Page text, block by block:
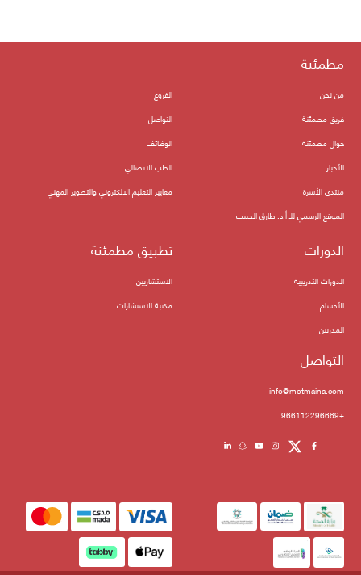
مطمئنة
من نحن
فريق مطمئنة
جوال مطمئنة
الأخبار
منتدى الأسرة
الموقع الرسمي للـ أ.د. طارق الحبيب
الفروع
التواصل
الوظائف
الطب الاتصالي
معايير التعليم الالكتروني والتطوير المهني
الدورات
الدورات التدريبية
الأقسام
المدربين
تطبيق مطمئنة
الاستشاريين
مكتبة الاستشارات
التواصل
info@motmaina.com
+966112296669